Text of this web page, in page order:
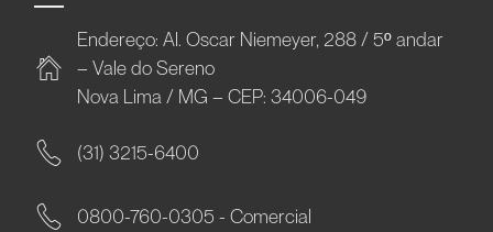
Endereço: Al. Oscar Niemeyer, 288 / 5º andar
– Vale do Sereno
Nova Lima / MG – CEP: 34006-049
(31) 3215-6400
0800-760-0305 - Comercial